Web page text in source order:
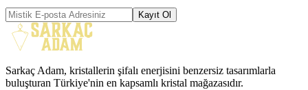
Kayıt Ol
Sarkaç Adam, kristallerin şifalı enerjisini benzersiz tasarımlarla
buluşturan Türkiye'nin en kapsamlı kristal mağazasıdır.